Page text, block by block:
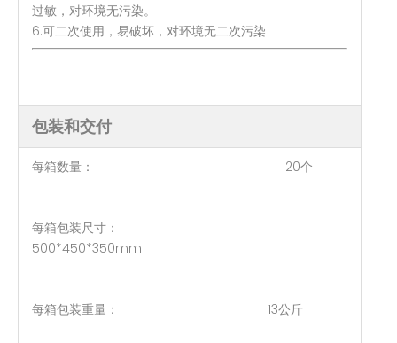
过敏，对环境无污染。
6.可二次使用，易破坏，对环境无二次污染
包装和交付
每箱数量： 20个
每箱包装尺寸：
500*450*350mm
每箱包装重量： 13公斤